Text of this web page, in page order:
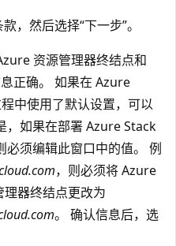
，然后选择“下一步”。
资源管理器终结点和
正确。 如果在 Azure
中使用了默认设置，可以
，如果在部署 Azure Stack
须编辑此窗口中的值。 例
，则必须将 Azure
器终结点更改为
。 确认信息后，选